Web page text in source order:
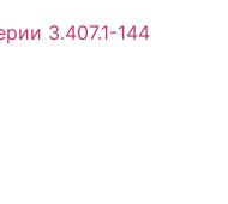
3.407.1-144